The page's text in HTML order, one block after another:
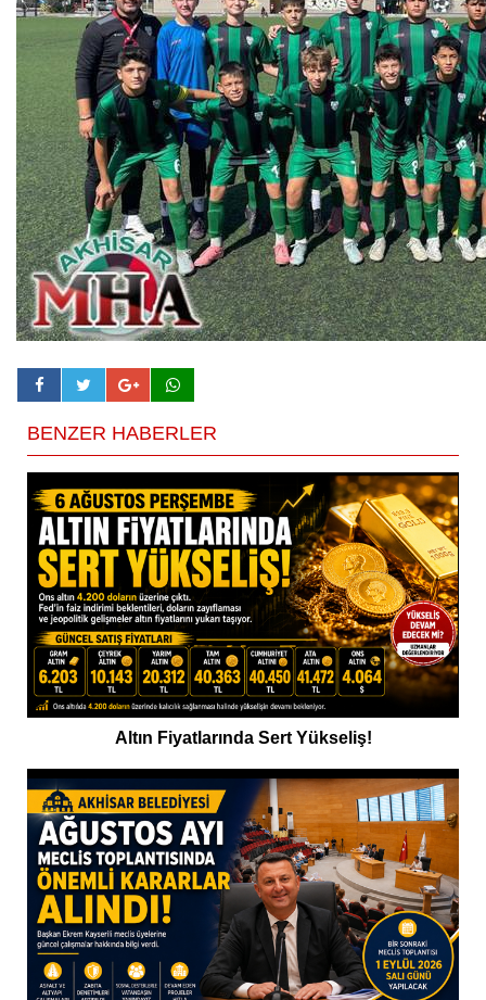
BENZER HABERLER
Altın Fiyatlarında Sert Yükseliş!